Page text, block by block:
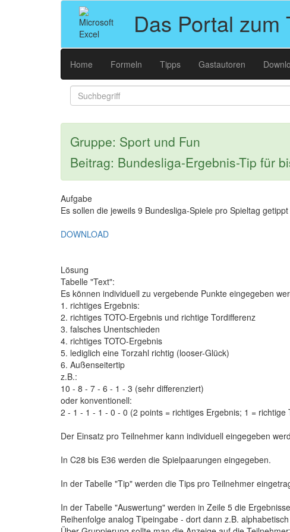
Das Portal zum
Home Formeln Tipps Gastautoren
Gruppe: Sport und Fun
Beitrag: Bundesliga-Ergebnis-Tip für
Aufgabe
Es sollen die jeweils 9 Bundesliga-Spiele pro Spieltag
DOWNLOAD
Lösung
Tabelle "Text":
Es können individuell zu vergebende Punkte eingegeben
1. richtiges Ergebnis:
2. richtiges TOTO-Ergebnis und richtige Tordifferenz
3. falsches Unentschieden
4. richtiges TOTO-Ergebnis
5. lediglich eine Torzahl richtig (looser-Glück)
6. Außenseitertip
z.B.:
10 - 8 - 7 - 6 - 1 - 3 (sehr differenziert)
oder konventionell:
2 - 1 - 1 - 1 - 0 - 0 (2 points = richtiges Ergebnis; 1 = richtige
Der Einsatz pro Teilnehmer kann individuell eingegeben
In C28 bis E36 werden die Spielpaarungen eingegeben.
In der Tabelle "Tip" werden die Tips pro Teilnehmer
In der Tabelle "Auswertung" werden in Zeile 5 die
Reihenfolge analog Tipeingabe - dort dann z.B.